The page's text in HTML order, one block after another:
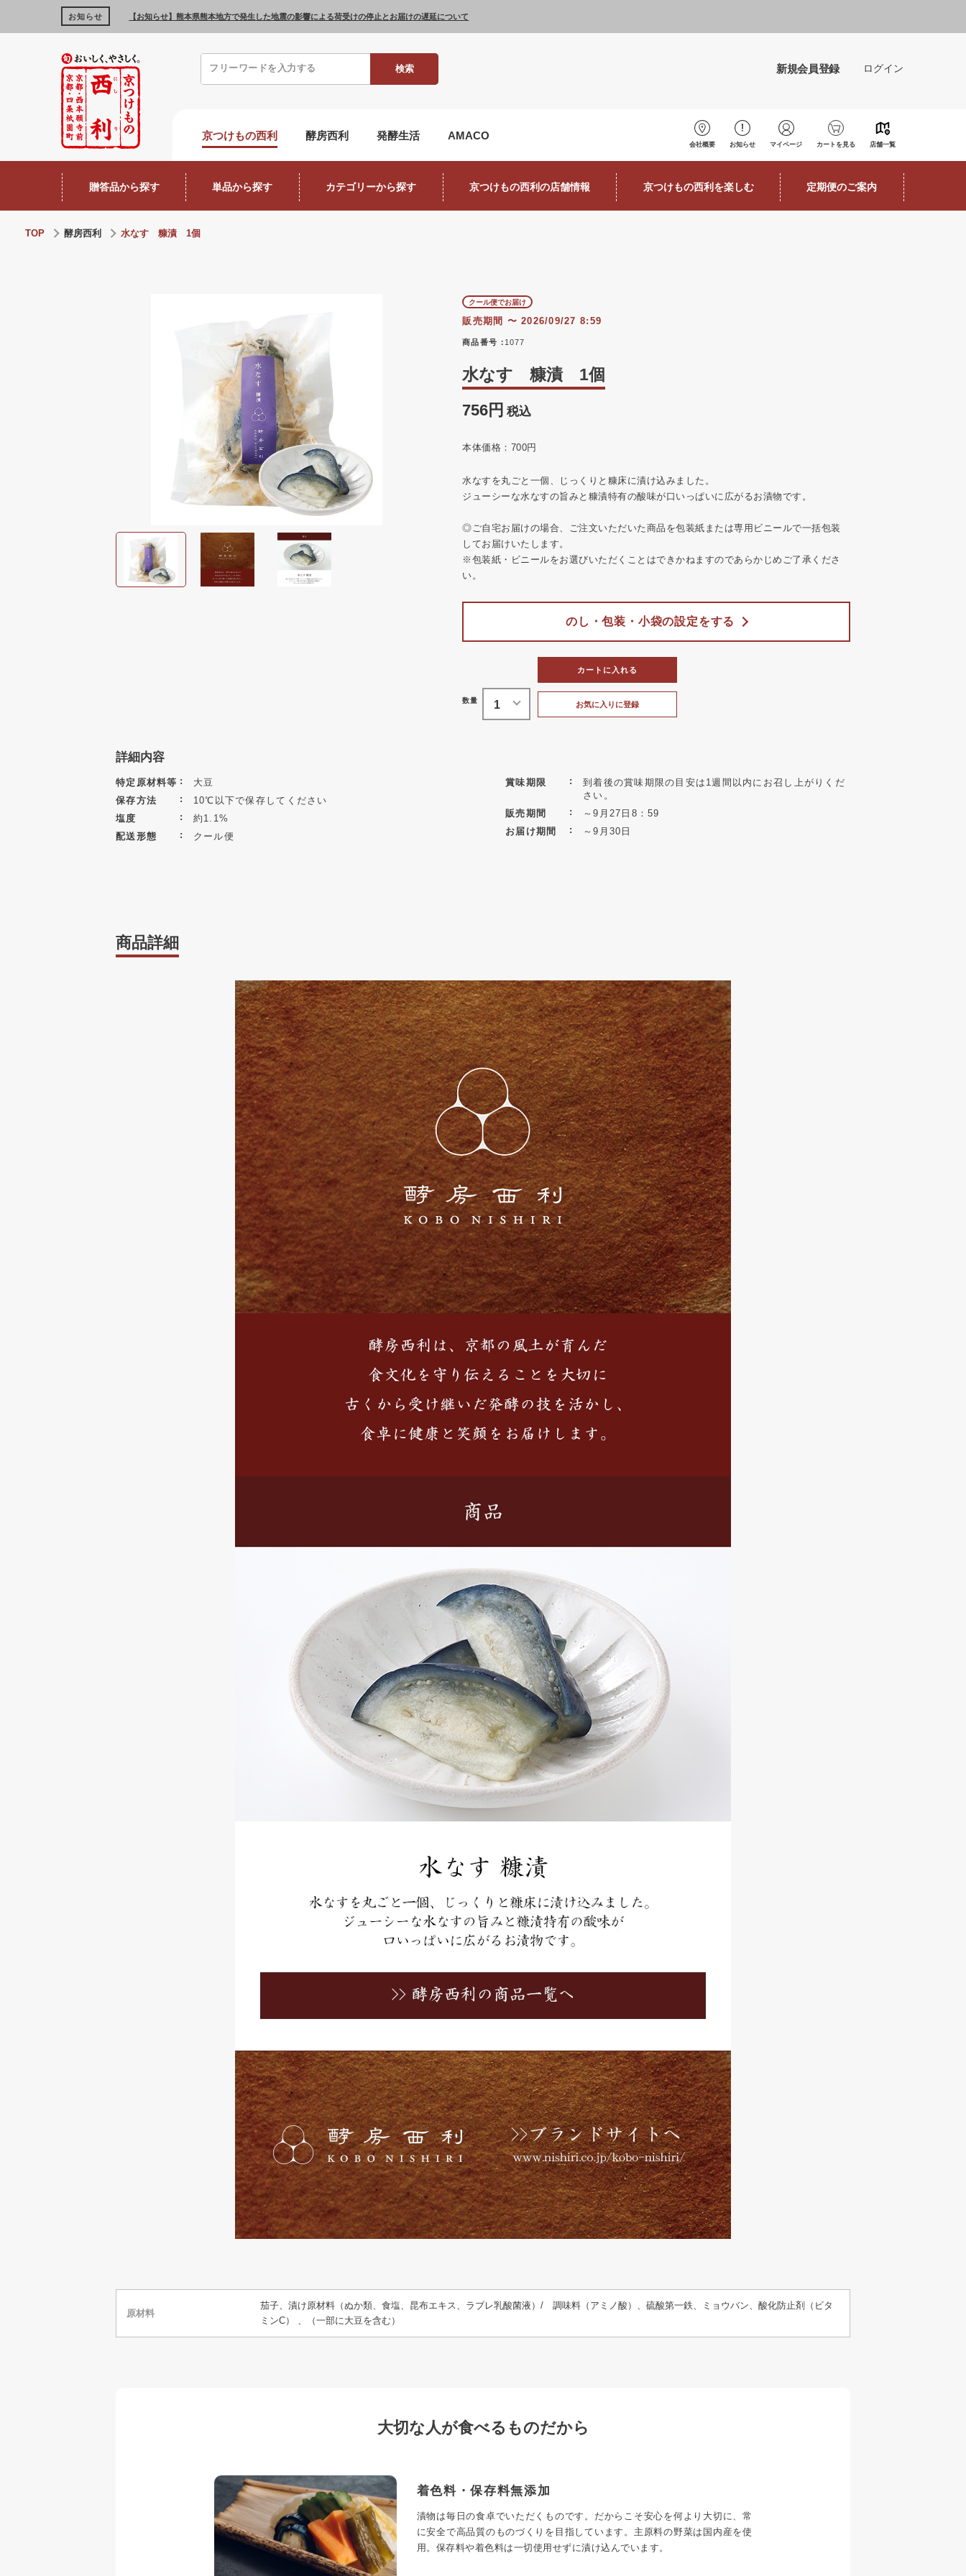
お知らせ 【お知らせ】熊本県熊本地方で発生した地震の影響による荷受けの停止とお届けの遅延について
検索 新規会員登録 ログイン
京つけもの西利 酵房西利 発酵生活 AMACO
会社概要 お知らせ マイページ カートを見る 店舗一覧
贈答品から探す 単品から探す カテゴリーから探す 京つけもの西利の店舗情報 京つけもの西利を楽しむ 定期便のご案内
TOP 酵房西利 水なす 糠漬 1個
クール便でお届け
販売期間 〜 2026/09/27 8:59
商品番号 1077
水なす 糠漬 1個
756 税込
本体価格：700円
水なすを丸ごと一個、じっくりと糠床に漬け込みました。
ジューシーな水なすの旨みと糠漬特有の酸味が口いっぱいに広がるお漬物です。
◎ご自宅お届けの場合、ご注文いただいた商品を包装紙または専用ビニールで一括包装
してお届けいたします。
※包装紙・ビニールをお選びいただくことはできかねますのであらかじめご了承くださ
い。
のし・包装・小袋の設定をする
お気に入りに登録
カートに入れる
詳細内容
特定原材料等
大豆
保存方法
10℃以下で保存してください
塩度
約1.1%
配送形態
クール便
賞味期限
到着後の賞味期限の目安は1週間以内にお召し上がりくだ
さい。
販売期間
～9月27日8：59
お届け期間
～9月30日
商品詳細
原材料
茄子、漬け原材料（ぬか類、食塩、昆布エキス、ラブレ乳酸菌液）/ 調味料（アミノ酸）、硫酸第一鉄、ミョウバン、酸化防止剤（ビタ
ミンC） 、（一部に大豆を含む）
大切な人が食べるものだから
着色料・保存料無添加
漬物は毎日の食卓でいただくものです。だからこそ安心を何より大切に、常
に安全で高品質のものづくりを目指しています。主原料の野菜は国内産を使
用。保存料や着色料は一切使用せずに漬け込んでいます。